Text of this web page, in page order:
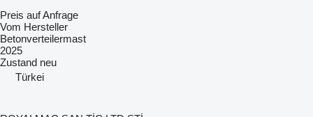
Preis auf Anfrage
Vom Hersteller
Betonverteilermast
2025
Zustand neu
Türkei